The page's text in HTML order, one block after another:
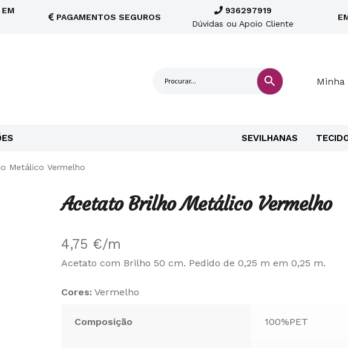
PAGAMENTOS SEGUROS
936297919
Dúvidas ou Apoio Cliente
Minha
SEVILHANAS
Metálico Vermelho
Acetato Brilho Metálico Vermelho
4,75 €/m
Acetato com Brilho 50 cm. Pedido de 0,25 m em 0,25 m.
Cores: Vermelho
Composição 100%PET